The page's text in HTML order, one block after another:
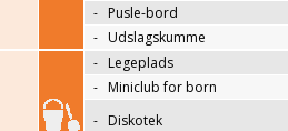
- Pusle-bord
- Udslagskumme
- Legeplads
- Miniclub for born
- Diskotek